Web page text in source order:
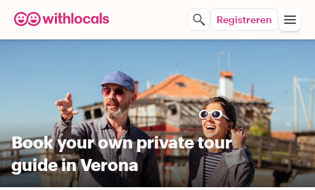
Registreren
Book your own private tour
guide in Verona